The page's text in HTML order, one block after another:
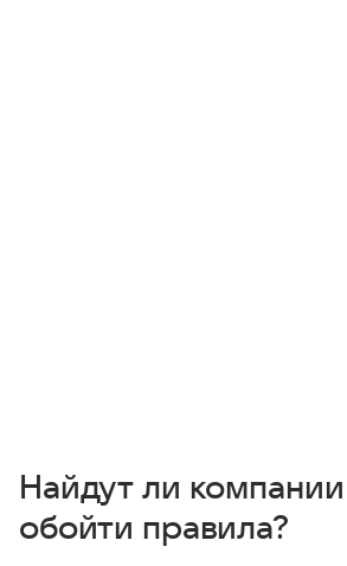
Найдут ли
обойти правила?